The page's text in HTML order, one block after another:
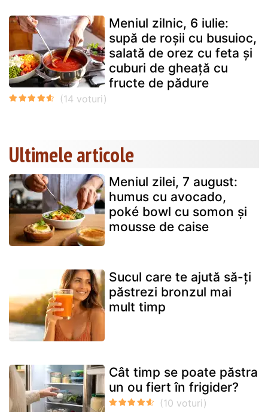
Meniul zilnic, 6 iulie:
supă de roșii cu busuioc,
salată de orez cu feta și
cuburi de gheață cu
fructe de pădure
Ultimele articole
Meniul zilei, 7 august:
humus cu avocado,
poké bowl cu somon și
mousse de caise
Sucul care te ajută să-ți
păstrezi bronzul mai
mult timp
Cât timp se poate păstra
un ou fiert în frigider?